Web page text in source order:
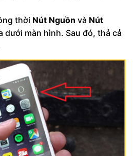
thời Nút Nguồn và Nút
dưới màn hình. Sau đó, thả cả